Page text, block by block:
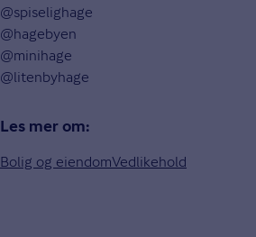
@spiselighage
@hagebyen
@minihage
@litenbyhage
Les mer om:
Bolig og eiendomVedlikehold